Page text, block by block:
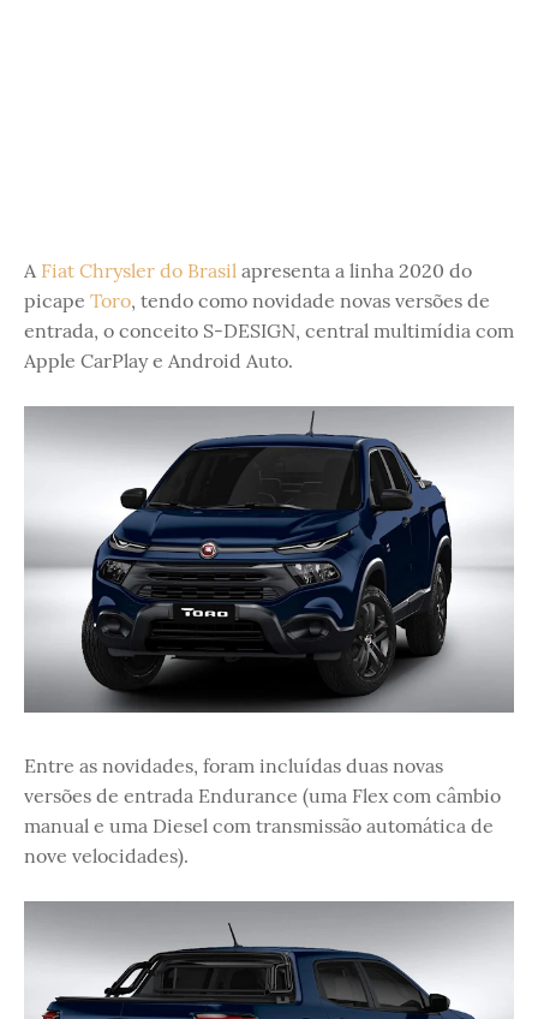
A Fiat Chrysler do Brasil apresenta a linha 2020 do
picape Toro, tendo como novidade novas versões de
entrada, o conceito S-DESIGN, central multimídia com
Apple CarPlay e Android Auto.
Entre as novidades, foram incluídas duas novas
versões de entrada Endurance (uma Flex com câmbio
manual e uma Diesel com transmissão automática de
nove velocidades).